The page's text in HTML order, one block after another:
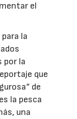
el
la
por la
que
de
la pesca
una